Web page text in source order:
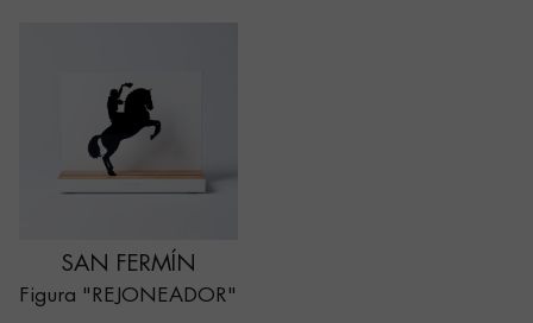
SAN FERMÍN
Figura "REJONEADOR"